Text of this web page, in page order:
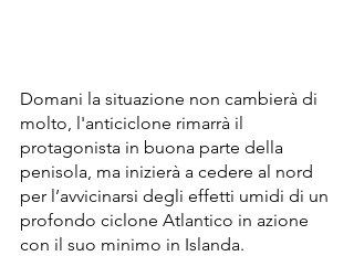
Domani la situazione non cambierà di
molto, l'anticiclone rimarrà il
protagonista in buona parte della
penisola, ma inizierà a cedere al nord
per l’avvicinarsi degli effetti umidi di un
profondo ciclone Atlantico in azione
con il suo minimo in Islanda.